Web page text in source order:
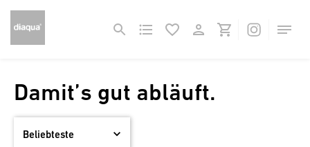
Damit’s gut abläuft.